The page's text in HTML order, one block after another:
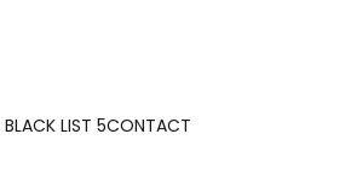
BLACK LIST 5CONTACT